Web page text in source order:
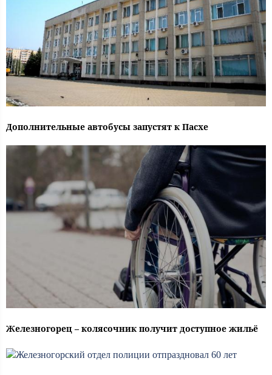
Дополнительные автобусы запустят к Пасхе
Железногорец – колясочник получит доступное жильё